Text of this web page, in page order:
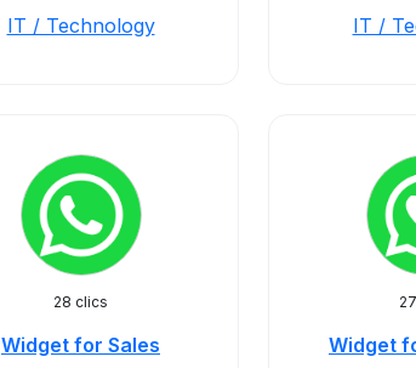
IT / Technology IT /
28 clics
Widget for Sales Widget